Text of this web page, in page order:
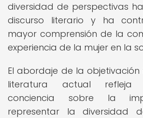
diversidad de perspectivas
discurso literario y ha
mayor comprensión de la
experiencia de la mujer en la
El abordaje de la objetivación
literatura actual refleja
conciencia sobre la
representar la diversidad